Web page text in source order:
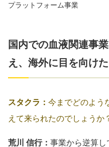
プラットフォーム事業
国内での血液関連事
え、海外に目を向けた
スタクラ： 今までどのよう
えて来られたのでしょうか
荒川 信行： 事業から逆算し